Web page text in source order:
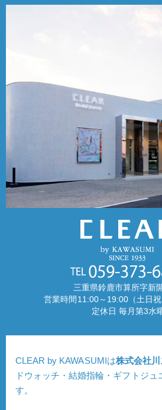
三重県鈴鹿市算所字新
営業時間11:00～19:00（土日祝
定休日 毎月第3水
CLEAR by KAWASUMIは株式会社川
ドウォッチ・結婚指輪・ギフトジ
す。